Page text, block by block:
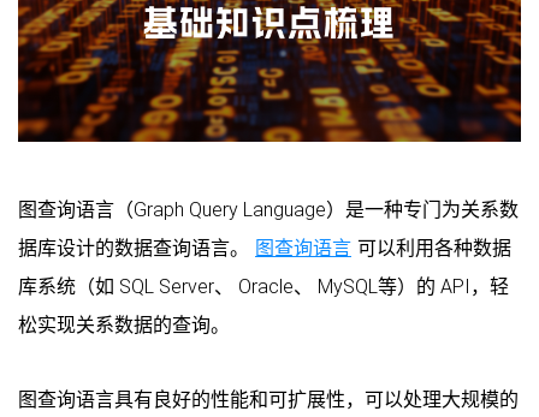
图查询语言（Graph Query Language）是一种专门为关系数
据库设计的数据查询语言。
图查询语言 可以利用各种数据
库系统（如 SQL Server、 Oracle、 MySQL等）的 API，轻
松实现关系数据的查询。
图查询语言具有良好的性能和可扩展性，可以处理大规模的